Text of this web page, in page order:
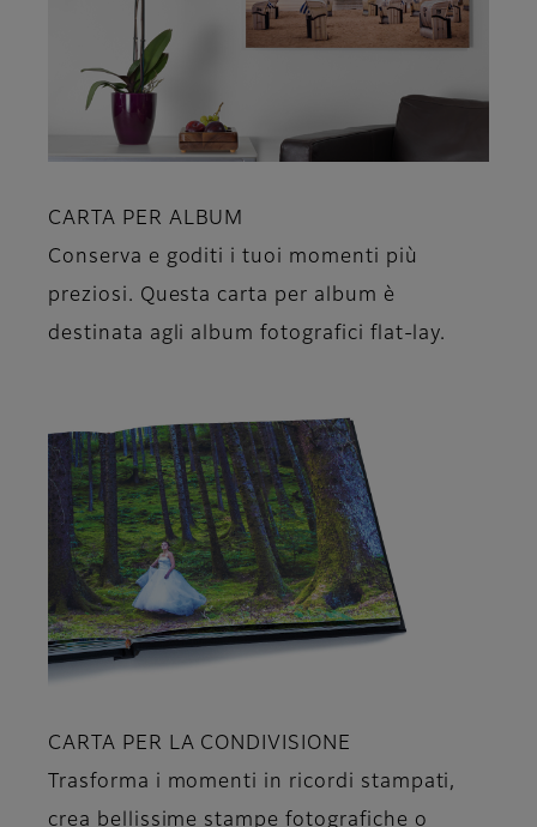
CARTA PER ALBUM
Conserva e goditi i tuoi momenti più
preziosi. Questa carta per album è
destinata agli album fotografici flat-lay.
CARTA PER LA CONDIVISIONE
Trasforma i momenti in ricordi stampati,
crea bellissime stampe fotografiche o